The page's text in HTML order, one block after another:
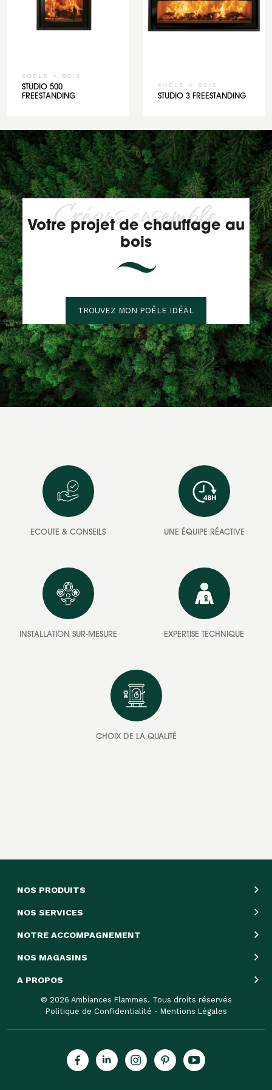
POÊLE À BOIS
STUDIO 500
FREESTANDING
POÊLE À BOIS
STUDIO 3 FREESTANDING
Créons ensemble
Votre projet de chauffage au
bois
TROUVEZ MON POÊLE IDÉAL
ECOUTE & CONSEILS UNE ÉQUIPE RÉACTIVE
INSTALLATION SUR-MESURE EXPERTISE TECHNIQUE
CHOIX DE LA QUALITÉ
NOS PRODUITS
NOS SERVICES
NOTRE ACCOMPAGNEMENT
NOS MAGASINS
A PROPOS
© 2026 Ambiances Flammes. Tous droits réservés
Politique de Confidentialité - Mentions Légales